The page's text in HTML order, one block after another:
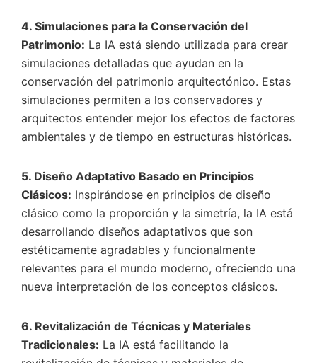
4. Simulaciones para la Conservación del
Patrimonio: La IA está siendo utilizada para crear
simulaciones detalladas que ayudan en la
conservación del patrimonio arquitectónico. Estas
simulaciones permiten a los conservadores y
arquitectos entender mejor los efectos de factores
ambientales y de tiempo en estructuras históricas.
5. Diseño Adaptativo Basado en Principios
Clásicos: Inspirándose en principios de diseño
clásico como la proporción y la simetría, la IA está
desarrollando diseños adaptativos que son
estéticamente agradables y funcionalmente
relevantes para el mundo moderno, ofreciendo una
nueva interpretación de los conceptos clásicos.
6. Revitalización de Técnicas y Materiales
Tradicionales: La IA está facilitando la